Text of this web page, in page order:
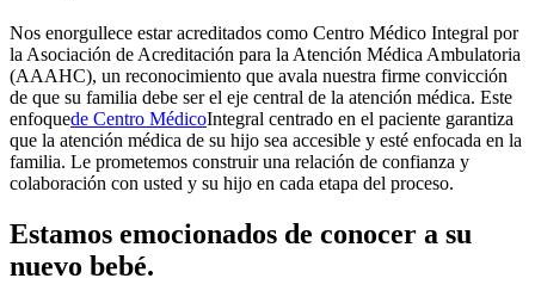
Nos enorgullece estar acreditados como Centro Médico Integral por
la Asociación de Acreditación para la Atención Médica Ambulatoria
(AAAHC), un reconocimiento que avala nuestra firme convicción
de que su familia debe ser el eje central de la atención médica. Este
enfoquede Centro MédicoIntegral centrado en el paciente garantiza
que la atención médica de su hijo sea accesible y esté enfocada en la
familia. Le prometemos construir una relación de confianza y
colaboración con usted y su hijo en cada etapa del proceso.
Estamos emocionados de conocer a su
nuevo bebé.